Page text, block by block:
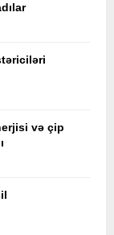
və çip